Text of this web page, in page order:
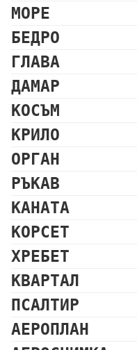
МОРЕ
БЕДРО
ГЛАВА
ДАМАР
КОСЪМ
КРИЛО
ОРГАН
РЪКАВ
КАНАТА
КОРСЕТ
ХРЕБЕТ
КВАРТАЛ
ПСАЛТИР
АЕРОПЛАН